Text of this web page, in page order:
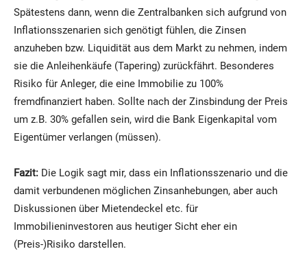
Spätestens dann, wenn die Zentralbanken sich aufgrund von
Inflationsszenarien sich genötigt fühlen, die Zinsen
anzuheben bzw. Liquidität aus dem Markt zu nehmen, indem
sie die Anleihenkäufe (Tapering) zurückfährt. Besonderes
Risiko für Anleger, die eine Immobilie zu 100%
fremdfinanziert haben. Sollte nach der Zinsbindung der Preis
um z.B. 30% gefallen sein, wird die Bank Eigenkapital vom
Eigentümer verlangen (müssen).
Fazit: Die Logik sagt mir, dass ein Inflationsszenario und die
damit verbundenen möglichen Zinsanhebungen, aber auch
Diskussionen über Mietendeckel etc. für
Immobilieninvestoren aus heutiger Sicht eher ein
(Preis-)Risiko darstellen.